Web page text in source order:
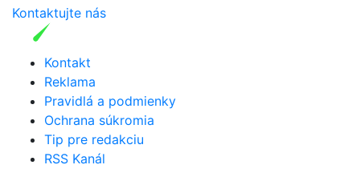
Kontaktujte nás
Kontakt
Reklama
Pravidlá a podmienky
Ochrana súkromia
Tip pre redakciu
RSS Kanál